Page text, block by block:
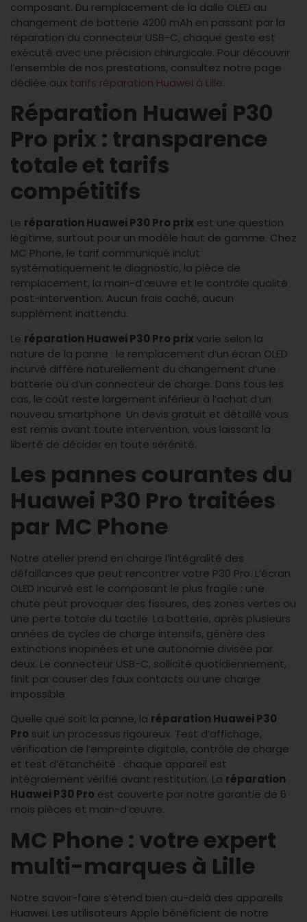
composant. Du remplacement de la dalle OLED au
changement de batterie 4200 mAh en passant par la
réparation du connecteur USB-C, chaque geste est
exécuté avec une précision chirurgicale. Pour découvrir
l’ensemble de nos prestations, consultez notre page
dédiée aux tarifs réparation Huawei à Lille.
Réparation Huawei P30
Pro prix : transparence
totale et tarifs
compétitifs
Le réparation Huawei P30 Pro prix est une question
légitime, surtout pour un modèle haut de gamme. Chez
MC Phone, le tarif communiqué inclut
systématiquement le diagnostic, la pièce de
remplacement, la main-d’œuvre et le contrôle qualité
post-intervention. Aucun frais caché, aucun
supplément inattendu.
Le réparation Huawei P30 Pro prix varie selon la
nature de la panne : le remplacement d’un écran OLED
incurvé diffère naturellement du changement d’une
batterie ou d’un connecteur de charge. Dans tous les
cas, le coût reste largement inférieur à l’achat d’un
nouveau smartphone. Un devis gratuit et détaillé vous
est remis avant toute intervention, vous laissant la
liberté de décider en toute sérénité.
Les pannes courantes du
Huawei P30 Pro traitées
par MC Phone
Notre atelier prend en charge l’intégralité des
défaillances que peut rencontrer votre P30 Pro. L’écran
OLED incurvé est le composant le plus fragile : une
chute peut provoquer des fissures, des zones vertes ou
une perte totale du tactile. La batterie, après plusieurs
années de cycles de charge intensifs, génère des
extinctions inopinées et une autonomie divisée par
deux. Le connecteur USB-C, sollicité quotidiennement,
finit par causer des faux contacts ou une charge
impossible.
Quelle que soit la panne, la réparation Huawei P30
Pro suit un processus rigoureux. Test d’affichage,
vérification de l’empreinte digitale, contrôle de charge
et test d’étanchéité : chaque appareil est
intégralement vérifié avant restitution. La réparation
Huawei P30 Pro est couverte par notre garantie de 6
mois pièces et main-d’œuvre.
MC Phone : votre expert
multi-marques à Lille
Notre savoir-faire s’étend bien au-delà des appareils
Huawei. Les utilisateurs Apple bénéficient de notre